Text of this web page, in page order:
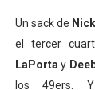
Un sack de
el tercer
LaPorta y
los 49ers.